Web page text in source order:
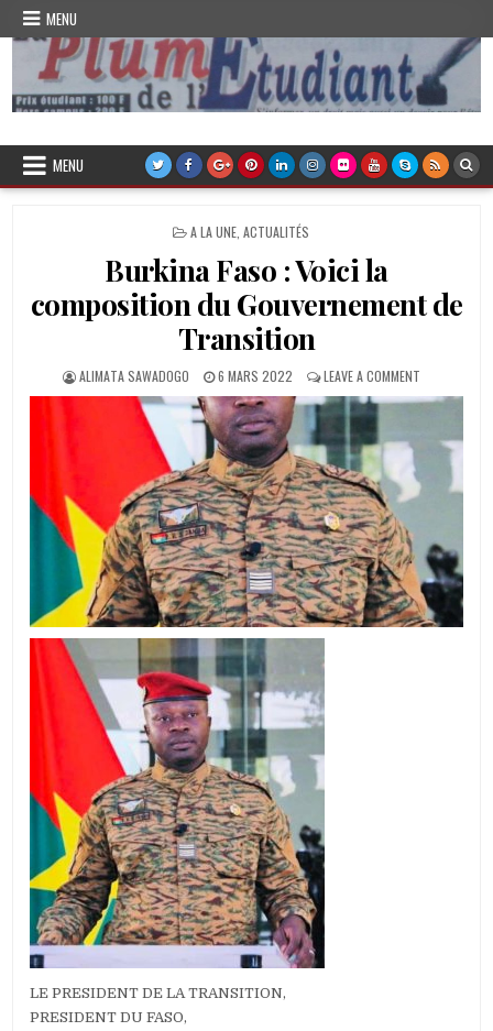
Skip
content
MENU
Plume de l'Etudiant
MENU
POSTED
A LA UNE ACTUALITÉS
Burkina Faso : Voici la
composition du Gouvernement de
Transition
AUTHOR:
ALIMATA SAWADOGO
PUBLISHED
DATE:
6 MARS 2022 LEAVE A COMMENTON
BURKINA
VOICI
DE
TRANSITION
LE PRESIDENT DE LA TRANSITION,
PRESIDENT DU FASO,